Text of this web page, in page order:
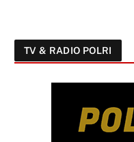
TV & RADIO POLRI